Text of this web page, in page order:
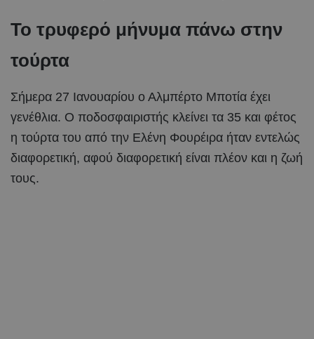
Το τρυφερό μήνυμα πάνω στην
τούρτα
Σήμερα 27 Ιανουαρίου ο Αλμπέρτο Μποτία έχει
γενέθλια. Ο ποδοσφαιριστής κλείνει τα 35 και φέτος
η τούρτα του από την Ελένη Φουρέιρα ήταν εντελώς
διαφορετική, αφού διαφορετική είναι πλέον και η ζωή
τους.